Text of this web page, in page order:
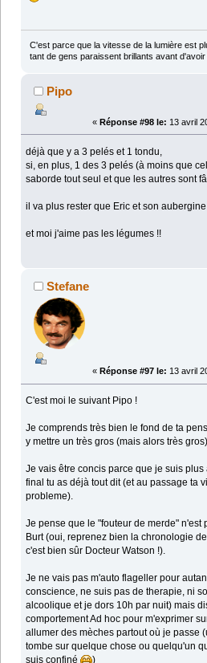
C'est parce que la vitesse de la lumière est
tant de gens paraissent brillants avant d'avoir
Pipo
« Réponse #98 le: 13 avril
déjà que y a 3 pelés et 1 tondu,
si, en plus, 1 des 3 pelés (à moins que
saborde tout seul et que les autres sont
il va plus rester que Eric et son
et moi j'aime pas les légumes !!
Stefane
« Réponse #97 le: 13 avril
C'est moi le suivant Pipo !
Je comprends très bien le fond de ta
y mettre un très gros (mais alors très
Je vais être concis parce que je suis
final tu as déjà tout dit (et au passage ta
probleme).
Je pense que le "fouteur de merde" n'est
Burt (oui, reprenez bien la chronologie
c'est bien sûr Docteur Watson !).
Je ne vais pas m'auto flageller pour
conscience, ne suis pas de therapie, ni
alcoolique et je dors 10h par nuit) mais
comportement Ad hoc pour m'exprimer
allumer des mèches partout où je passe
tombe sur quelque chose ou quelqu'un
suis confiné
)